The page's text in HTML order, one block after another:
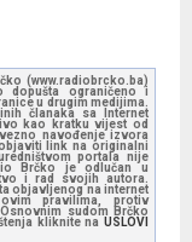
(www.radiobrcko.ba)
dopušta ograničeno i
u drugim medijima.
članaka sa Internet
kao kratku vijest od
navođenje izvora
link na originalni
portala nije
Brčko je odlučan u
i rad svojih autora.
objavljenog na internet
ovim pravilima, protiv
sudom Brčko
kliknite na USLOVI